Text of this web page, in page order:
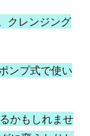
クレンジング
ンプ式で使い
かもしれませ